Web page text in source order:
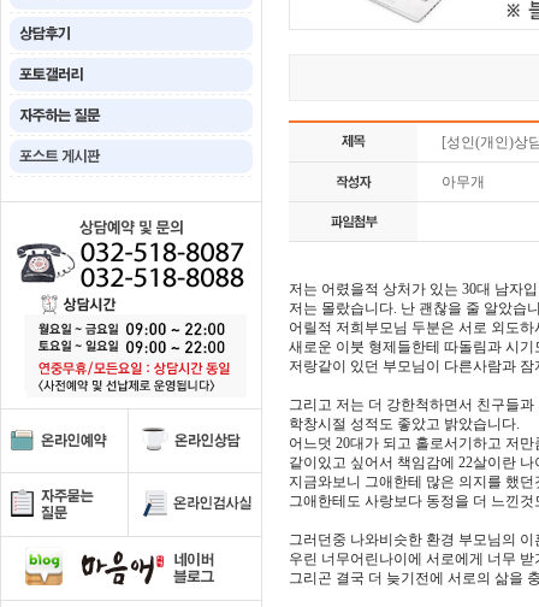
[성인(개인)상
아무개
저는 어렸을적 상처가 있는 30대 남자
저는 몰랐습니다. 난 괜찮을 줄 알았습
어릴적 저희부모님 두분은 서로 외도
새로운 이붓 형제들한테 따돌림과 시
저랑같이 있던 부모님이 다른사람과
그리고 저는 더 강한척하면서 친구들
학창시절 성적도 좋았고 밝았습니다.
어느덧 20대가 되고 홀로서기하고 저
같이있고 싶어서 책임감에 22살이란
지금와보니 그애한테 많은 의지를 했던
그애한테도 사랑보다 동정을 더 느낀것
그러던중 나와비슷한 환경 부모님의
우린 너무어린나이에 서로에게 너무
그리곤 결국 더 늦기전에 서로의 삶을